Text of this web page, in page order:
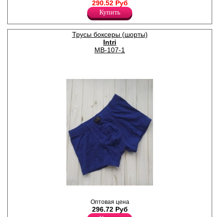
удобной резинке с
фирменным логотипом.
Хлопок 92%
Эластан 8%
290.52 Руб
Купить
Трусы боксеры (шорты)
Intri
MB-107-1
хлопка, с заниженной
линией талии,
прилегающего силуэта,
Оптовая цена
296.72 Руб